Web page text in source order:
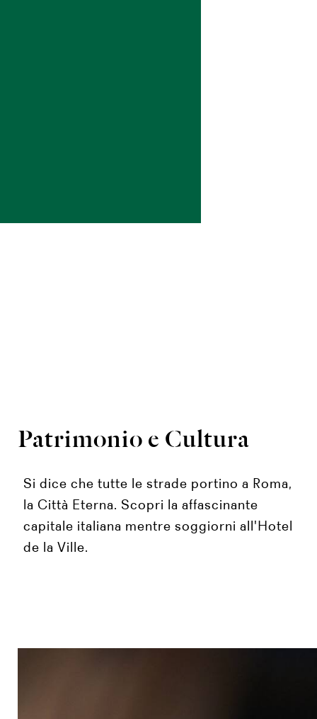
Patrimonio e Cultura
Si dice che tutte le strade portino a Roma,
la Città Eterna. Scopri la affascinante
capitale italiana mentre soggiorni all'Hotel
de la Ville.